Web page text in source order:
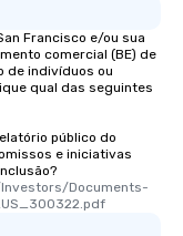
members a chance to
networking
heading to the next
Our tours offer an
entertainment. All
knowledgeable,
who leads the group
Francisco e/ou sua
comercial (BE) de
de indivíduos ou
qual das seguintes
público do
e iniciativas
Documents-